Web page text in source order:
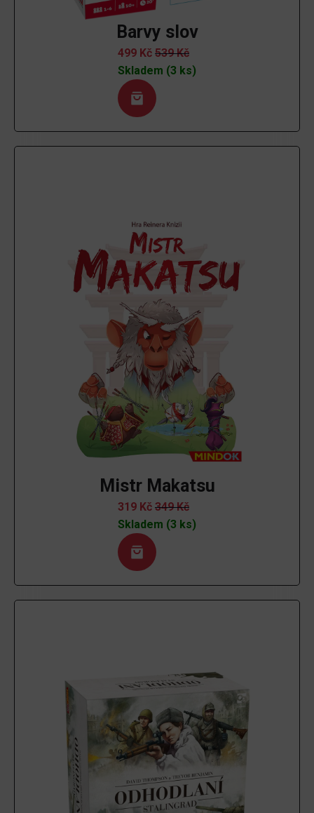
Barvy slov
499 Kč 539Kč
Skladem (3 ks)
Mistr Makatsu
319 Kč 349Kč
Skladem (3 ks)